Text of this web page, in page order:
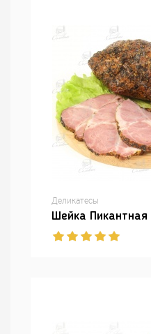
Деликатесы
Шейка Пикантная